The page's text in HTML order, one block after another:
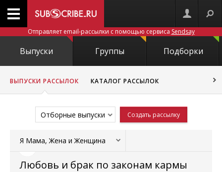
Отправляет email-рассылки с помощью сервиса Sendsay
Выпуски Группы Подборки
ВЫПУСКИ РАССЫЛОК КАТАЛОГ РАССЫЛОК
Отборные выпуски Создать рассылку
Я Мама, Жена и Женщина
Любовь и брак по законам кармы